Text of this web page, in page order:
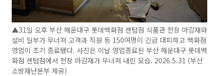
▲31일 오후 부산 해운대구 롯데백화점 센텀점 식품관 천장 마감재와
설비 일부가 무너져 고객과 직원 등 150여명이 긴급 대피하고 백화점
영업이 조기 종료됐다. 사진은 이날 영업종료된 부산 해운대구 롯데백
화점 센텀점에서 천장 마감재가 무너져 내린 모습. 2026.5.31 (부산
소방재난본부 제공)